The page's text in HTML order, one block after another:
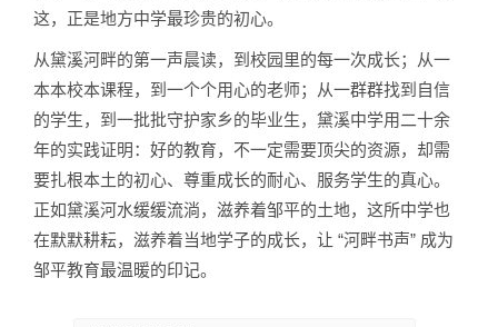
这，正是地方中学最珍贵的初心。
从黛溪河畔的第一声晨读，到校园里的每一次成长；从一
本本校本课程，到一个个用心的老师；从一群群找到自信
的学生，到一批批守护家乡的毕业生，黛溪中学用二十余
年的实践证明：好的教育，不一定需要顶尖的资源，却需
要扎根本土的初心、尊重成长的耐心、服务学生的真心。
正如黛溪河水缓缓流淌，滋养着邹平的土地，这所中学也
在默默耕耘，滋养着当地学子的成长，让 “河畔书声” 成为
邹平教育最温暖的印记。